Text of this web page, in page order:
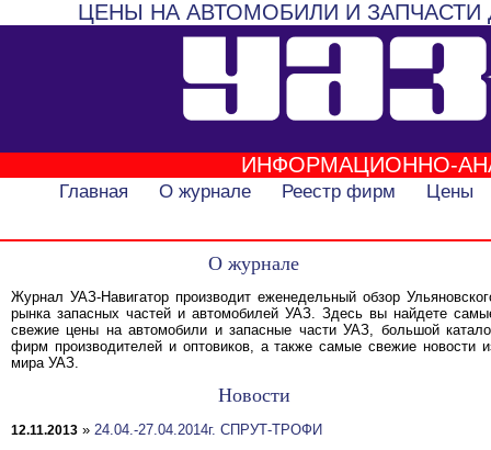
ЦЕНЫ НА АВТОМОБИЛИ И
ИНФОРМАЦИОННО-
Главная О журнале Реестр фирм Цены
О журнале
Журнал УАЗ-Навигатор производит еженедельный обзор
рынка запасных частей и автомобилей УАЗ. Здесь вы найдете
свежие цены на автомобили и запасные части УАЗ, большой
фирм производителей и оптовиков, а также самые свежие новости
мира УАЗ.
Новости
12.11.2013 » 24.04.-27.04.2014г. СПРУТ-ТРОФИ